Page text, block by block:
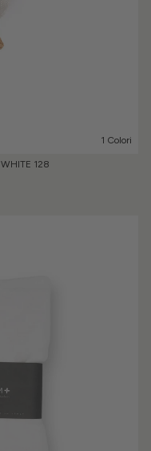
1 Colori
128